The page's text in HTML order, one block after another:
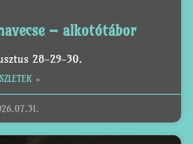
– alkotótábor
28-29-30.
»